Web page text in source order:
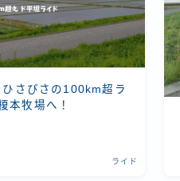
ひさびさの100km超ラ
本牧場へ！
ライド